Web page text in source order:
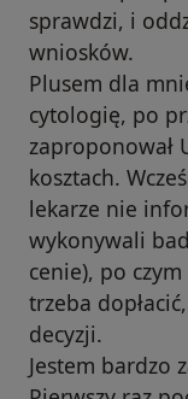
sprawdzi, i
wniosków.
Plusem dla
cytologię, po
zaproponował
kosztach.
lekarze nie
wykonywali
cenie), po
trzeba
decyzji.
Jestem bardzo